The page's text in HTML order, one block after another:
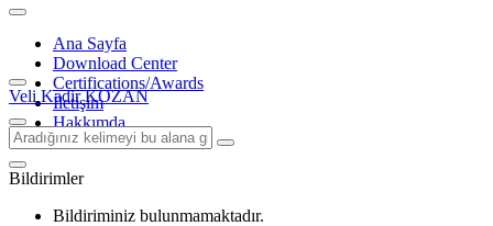
Ana Sayfa
Download Center
Certifications/Awards
İletişim
Hakkımda
Veli Kadir KOZAN
Bildirimler
Bildiriminiz bulunmamaktadır.